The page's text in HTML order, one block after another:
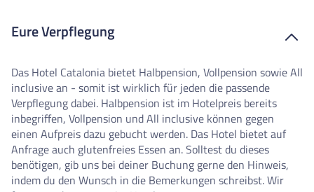
Eure Verpflegung
Das Hotel Catalonia bietet Halbpension, Vollpension sowie All
inclusive an - somit ist wirklich für jeden die passende
Verpflegung dabei. Halbpension ist im Hotelpreis bereits
inbegriffen, Vollpension und All inclusive können gegen
einen Aufpreis dazu gebucht werden. Das Hotel bietet auf
Anfrage auch glutenfreies Essen an. Solltest du dieses
benötigen, gib uns bei deiner Buchung gerne den Hinweis,
indem du den Wunsch in die Bemerkungen schreibst. Wir